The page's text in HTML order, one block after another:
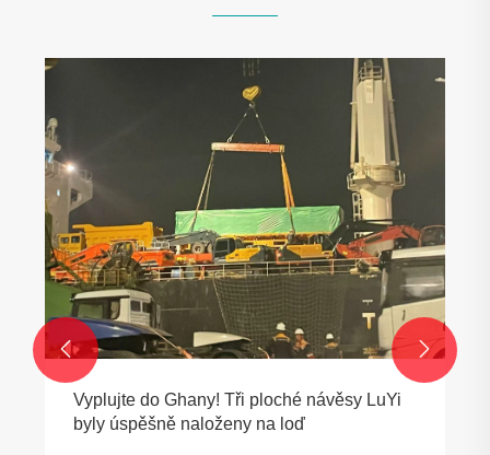
Vyplujte do Ghany! Tři ploché návěsy LuYi
byly úspěšně naloženy na loď
 